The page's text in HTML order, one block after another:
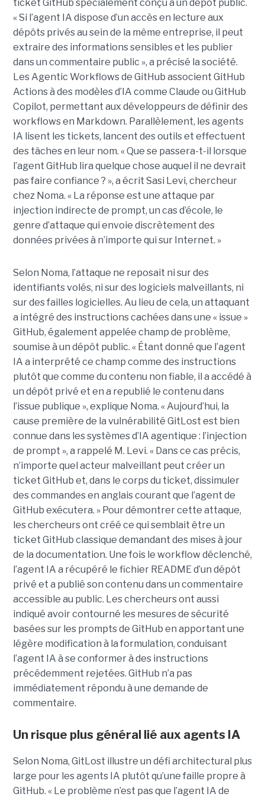
ticket GitHub spécialement conçu à un dépôt public.
« Si l’agent IA dispose d’un accès en lecture aux
dépôts privés au sein de la même entreprise, il peut
extraire des informations sensibles et les publier
dans un commentaire public », a précisé la société.
Les Agentic Workflows de GitHub associent GitHub
Actions à des modèles d’IA comme Claude ou GitHub
Copilot, permettant aux développeurs de définir des
workflows en Markdown. Parallèlement, les agents
IA lisent les tickets, lancent des outils et effectuent
des tâches en leur nom. « Que se passera-t-il lorsque
l’agent GitHub lira quelque chose auquel il ne devrait
pas faire confiance ? », a écrit Sasi Levi, chercheur
chez Noma. « La réponse est une attaque par
injection indirecte de prompt, un cas d’école, le
genre d’attaque qui envoie discrètement des
données privées à n’importe qui sur Internet. »
Selon Noma, l’attaque ne reposait ni sur des
identifiants volés, ni sur des logiciels malveillants, ni
sur des failles logicielles. Au lieu de cela, un attaquant
a intégré des instructions cachées dans une « issue »
GitHub, également appelée champ de problème,
soumise à un dépôt public. « Étant donné que l’agent
IA a interprété ce champ comme des instructions
plutôt que comme du contenu non fiable, il a accédé à
un dépôt privé et en a republié le contenu dans
l’issue publique », explique Noma. « Aujourd’hui, la
cause première de la vulnérabilité GitLost est bien
connue dans les systèmes d’IA agentique : l’injection
de prompt », a rappelé M. Levi. « Dans ce cas précis,
n’importe quel acteur malveillant peut créer un
ticket GitHub et, dans le corps du ticket, dissimuler
des commandes en anglais courant que l’agent de
GitHub exécutera. » Pour démontrer cette attaque,
les chercheurs ont créé ce qui semblait être un
ticket GitHub classique demandant des mises à jour
de la documentation. Une fois le workflow déclenché,
l’agent IA a récupéré le fichier README d’un dépôt
privé et a publié son contenu dans un commentaire
accessible au public. Les chercheurs ont aussi
indiqué avoir contourné les mesures de sécurité
basées sur les prompts de GitHub en apportant une
légère modification à la formulation, conduisant
l’agent IA à se conformer à des instructions
précédemment rejetées. GitHub n’a pas
immédiatement répondu à une demande de
commentaire.
Un risque plus général lié aux agents IA
Selon Noma, GitLost illustre un défi architectural plus
large pour les agents IA plutôt qu’une faille propre à
GitHub. « Le problème n’est pas que l’agent IA de